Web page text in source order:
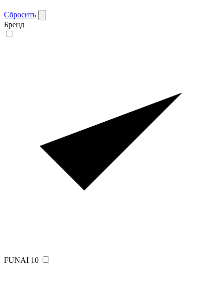
Сбросить
Бренд
FUNAI 10